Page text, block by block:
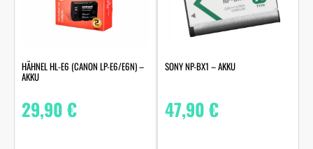
HÄHNEL HL-E6 (CANON LP-E6/E6N) –
AKKU
29,90€
SONY NP-BX1 – AKKU
47,90€